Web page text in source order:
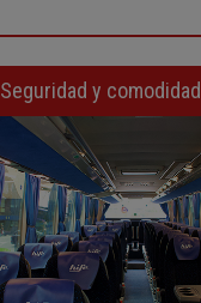
Seguridad y comodidad